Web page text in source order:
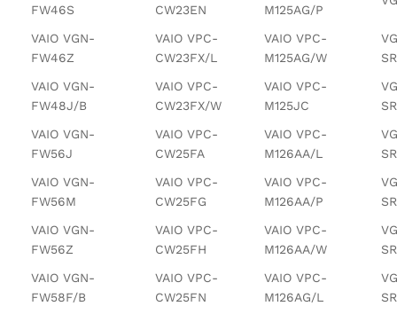
FW46S
CW23EN
M125AG/P
VAIO VGN-
FW46Z
VAIO VPC-
CW23FX/L
VAIO VPC-
M125AG/W
VAIO VGN-
FW48J/B
VAIO VPC-
CW23FX/W
VAIO VPC-
M125JC
VAIO VGN-
FW56J
VAIO VPC-
CW25FA
VAIO VPC-
M126AA/L
VAIO VGN-
FW56M
VAIO VPC-
CW25FG
VAIO VPC-
M126AA/P
VAIO VGN-
FW56Z
VAIO VPC-
CW25FH
VAIO VPC-
M126AA/W
VAIO VGN-
FW58F/B
VAIO VPC-
CW25FN
VAIO VPC-
M126AG/L